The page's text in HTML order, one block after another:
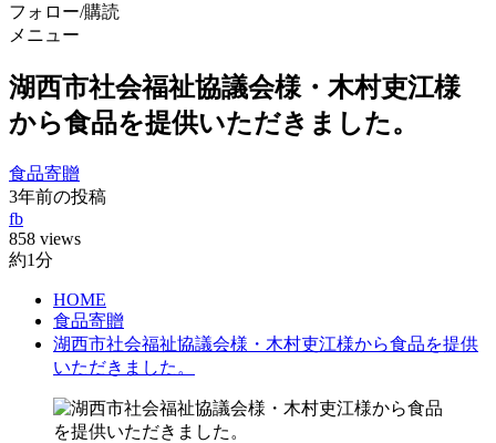
フォロー/購読
メニュー
湖西市社会福祉協議会様・木村吏江様
から食品を提供いただきました。
食品寄贈
3年前の投稿
fb
858 views
約1分
HOME
食品寄贈
湖西市社会福祉協議会様・木村吏江様から食品を提供
いただきました。